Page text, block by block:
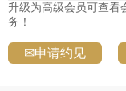
升级为高级会员可查看
务！
✉申请约见